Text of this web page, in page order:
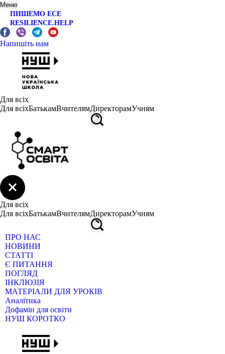
Меню
ПИШЕМО ЕСЕ
RESILIENCE.HELP
Напишіть нам
Для всіх
Для всіхБатькамВчителямДиректорамУчням
Для всіх
Для всіхБатькамВчителямДиректорамУчням
ПРО НАС
НОВИНИ
СТАТТІ
Є ПИТАННЯ
ПОГЛЯД
ІНКЛЮЗІЯ
МАТЕРІАЛИ ДЛЯ УРОКІВ
Аналітика
Дофамін для освіти
НУШ КОРОТКО